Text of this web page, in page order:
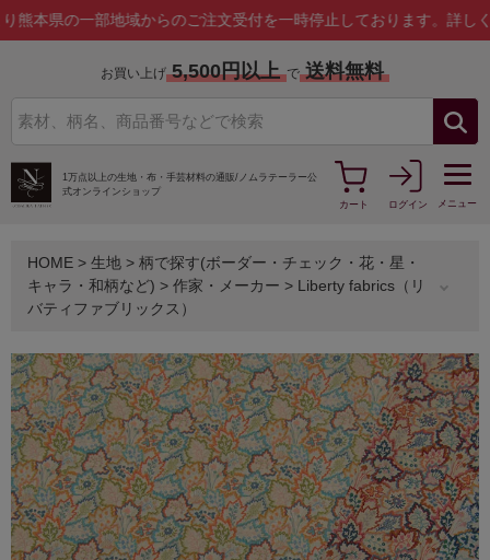
一部地域からのご注文受付を一時停止しております。詳しくはこち
お買い上げ 5,500円以上 で 送料無料
1万点以上の生地・布・手芸材料の通販/ ノムラテーラー公
式オンラインショップ
カート
ログイン メニュー
HOME > 生地 > 柄で探す(ボーダー・チェック・花・星・
キャラ・和柄など) > 作家・メーカー > Liberty fabrics（リ
バティファブリックス）